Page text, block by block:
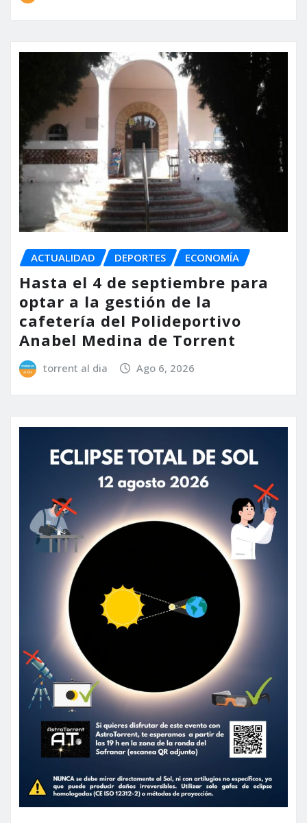
ACTUALIDAD DEPORTES ECONOMÍA
Hasta el 4 de septiembre para
optar a la gestión de la
cafetería del Polideportivo
Anabel Medina de Torrent
torrent al dia Ago 6, 2026